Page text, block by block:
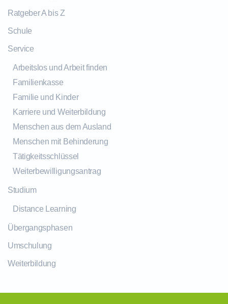
Ratgeber A bis Z
Schule
Service
Arbeitslos und Arbeit finden
Familienkasse
Familie und Kinder
Karriere und Weiterbildung
Menschen aus dem Ausland
Menschen mit Behinderung
Tätigkeitsschlüssel
Weiterbewilligungsantrag
Studium
Distance Learning
Übergangsphasen
Umschulung
Weiterbildung